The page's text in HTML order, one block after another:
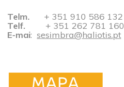
Telm.
+ 351 910 586 132​​​​​​​
Telf.
+ 351 262 781 160
E-mai: sesimbra@haliotis.pt